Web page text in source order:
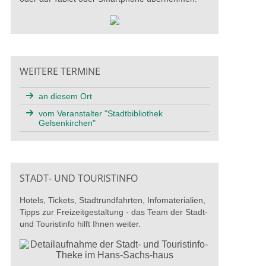
WEITERE TERMINE
an diesem Ort
vom Veranstalter "Stadtbibliothek
Gelsenkirchen"
STADT- UND TOURISTINFO
Hotels, Tickets, Stadtrundfahrten, Infomaterialien,
Tipps zur Freizeitgestaltung - das Team der Stadt-
und Touristinfo hilft Ihnen weiter.